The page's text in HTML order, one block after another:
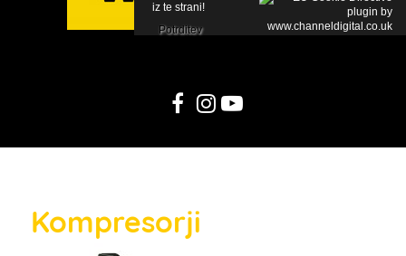
Kompresorji
iz te strani!
Potrditev